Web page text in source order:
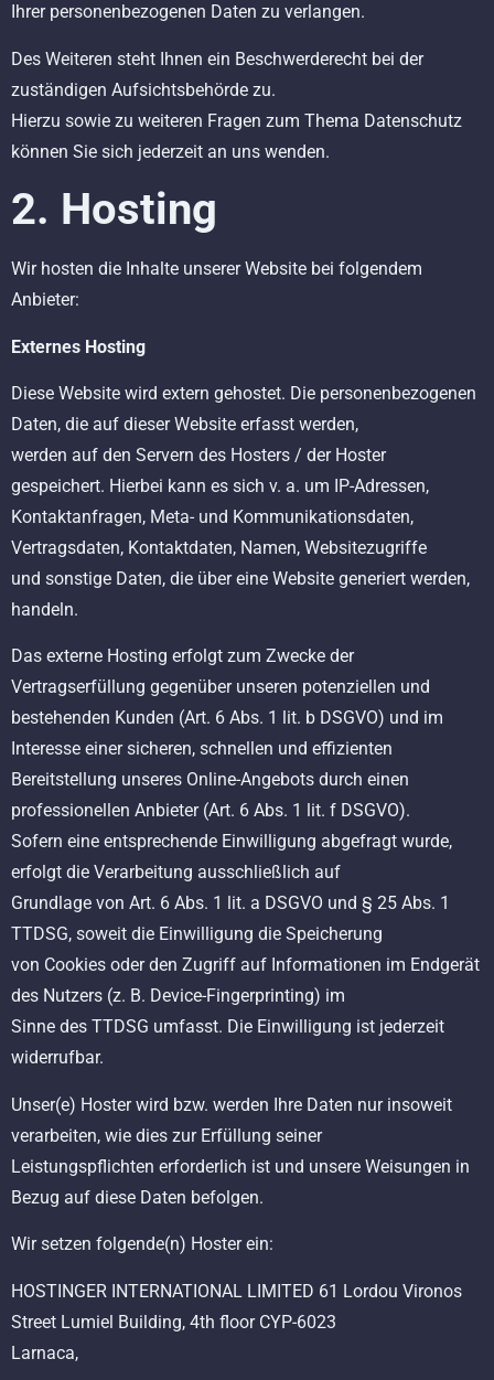
Ihrer personenbezogenen Daten zu verlangen.
Des Weiteren steht Ihnen ein Beschwerderecht bei der
zuständigen Aufsichtsbehörde zu.
Hierzu sowie zu weiteren Fragen zum Thema Datenschutz
können Sie sich jederzeit an uns wenden.
2. Hosting
Wir hosten die Inhalte unserer Website bei folgendem
Anbieter:
Externes Hosting
Diese Website wird extern gehostet. Die personenbezogenen
Daten, die auf dieser Website erfasst werden,
werden auf den Servern des Hosters / der Hoster
gespeichert. Hierbei kann es sich v. a. um IP-Adressen,
Kontaktanfragen, Meta- und Kommunikationsdaten,
Vertragsdaten, Kontaktdaten, Namen, Websitezugriffe
und sonstige Daten, die über eine Website generiert werden,
handeln.
Das externe Hosting erfolgt zum Zwecke der
Vertragserfüllung gegenüber unseren potenziellen und
bestehenden Kunden (Art. 6 Abs. 1 lit. b DSGVO) und im
Interesse einer sicheren, schnellen und effizienten
Bereitstellung unseres Online-Angebots durch einen
professionellen Anbieter (Art. 6 Abs. 1 lit. f DSGVO).
Sofern eine entsprechende Einwilligung abgefragt wurde,
erfolgt die Verarbeitung ausschließlich auf
Grundlage von Art. 6 Abs. 1 lit. a DSGVO und § 25 Abs. 1
TTDSG, soweit die Einwilligung die Speicherung
von Cookies oder den Zugriff auf Informationen im Endgerät
des Nutzers (z. B. Device-Fingerprinting) im
Sinne des TTDSG umfasst. Die Einwilligung ist jederzeit
widerrufbar.
Unser(e) Hoster wird bzw. werden Ihre Daten nur insoweit
verarbeiten, wie dies zur Erfüllung seiner
Leistungspflichten erforderlich ist und unsere Weisungen in
Bezug auf diese Daten befolgen.
Wir setzen folgende(n) Hoster ein:
HOSTINGER INTERNATIONAL LIMITED 61 Lordou Vironos
Street Lumiel Building, 4th floor CYP-6023
Larnaca,